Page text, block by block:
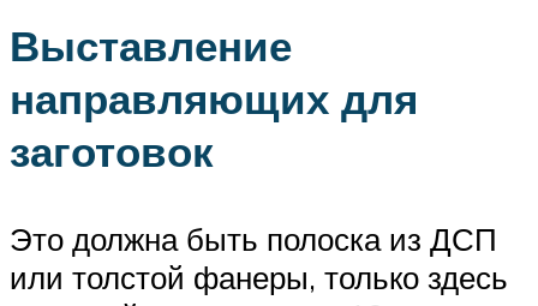
Выставление
направляющих для
заготовок
Это должна быть полоска из ДСП
или толстой фанеры, только здесь